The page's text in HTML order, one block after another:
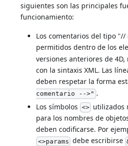
siguientes son las principales
funcionamiento:
Los comentarios del tipo
permitidos dentro de los
versiones anteriores de
con la sintaxis XML. Las
deben respetar la forma
comentario -->" .
Los símbolos <> utilizados
para los nombres de
deben codificarse. Por
<>params debe escribirse